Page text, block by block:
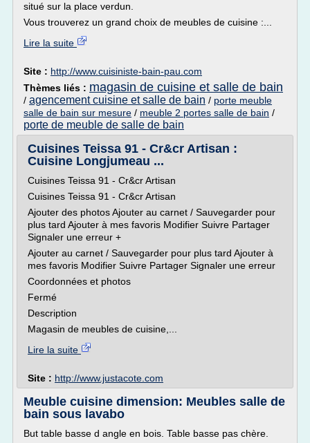
situé sur la place verdun.
Vous trouverez un grand choix de meubles de cuisine :...
Lire la suite
Site : http://www.cuisiniste-bain-pau.com
Thèmes liés : magasin de cuisine et salle de bain
/ agencement cuisine et salle de bain / porte meuble
salle de bain sur mesure / meuble 2 portes salle de bain /
porte de meuble de salle de bain
Cuisines Teissa 91 - Cr&cr Artisan :
Cuisine Longjumeau ...
Cuisines Teissa 91 - Cr&cr Artisan
Cuisines Teissa 91 - Cr&cr Artisan
Ajouter des photos Ajouter au carnet / Sauvegarder pour
plus tard Ajouter à mes favoris Modifier Suivre Partager
Signaler une erreur +
Ajouter au carnet / Sauvegarder pour plus tard Ajouter à
mes favoris Modifier Suivre Partager Signaler une erreur
Coordonnées et photos
Fermé
Description
Magasin de meubles de cuisine,...
Lire la suite
Site : http://www.justacote.com
Meuble cuisine dimension: Meubles salle de
bain sous lavabo
But table basse d angle en bois. Table basse pas chère.